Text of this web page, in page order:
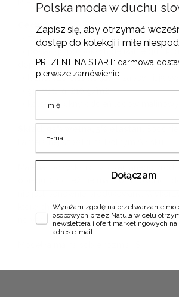
Cechy:
➝ zapinane na zamek i haftki
➝ posiadają po bokach delikatne gumki
dopasowania w talii
➝ luźne, szerokie nogawki zapewniają
➝ gramatura: 210 g/m2
➝ kolory: piękny odcień lodów
kameralnej szwalni na Dolnym Śląsku.
Stąd też nie ma możliwości ich
nie jest ponownie produkowany.
które choć najwyższej jakości, nie
nowego domu.
Polska moda w duchu
Zapisz się, aby otrzymać
dostęp do kolekcji i miłe
PREZENT NA START: darmowa
pierwsze zamówienie.
Imię
E-mail
Dołączam
ZgodaWyrażam zgodę na przetwarzanie
osobowych przez Natula w celu
newslettera i ofert marketingowych na
adres e-mail.